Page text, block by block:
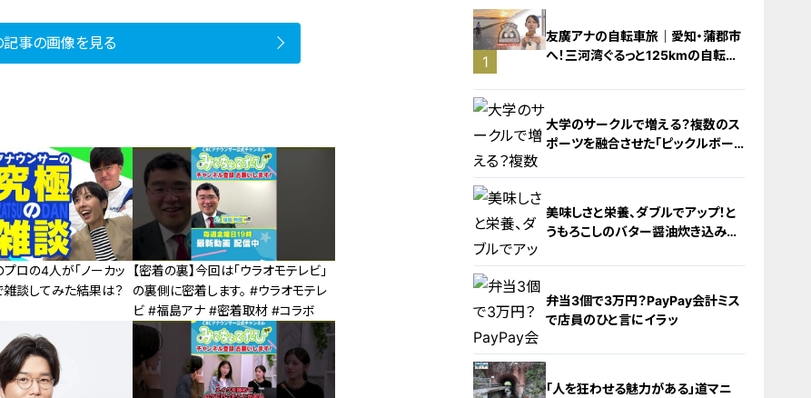
記事の画像を見る
プロの4人が「ノーカッ
雑談してみた結果は？
【密着の裏】今回は「ウラオモテレビ」
の裏側に密着します。 #ウラオモテレ
ビ #福島アナ #密着取材 #コラボ
1
友廣アナの自転車旅｜愛知・蒲郡市
へ！三河湾ぐるっと125kmの自転車
2
大学のサークルで増える？複数のス
ポーツを融合させた「ピックルボー
3
美味しさと栄養、ダブルでアップ！と
うもろこしのバター醤油炊き込みご
弁当3個で3万円？PayPay会計ミス
で店員のひと言にイラッ
「人を狂わせる魅力がある」道マニ